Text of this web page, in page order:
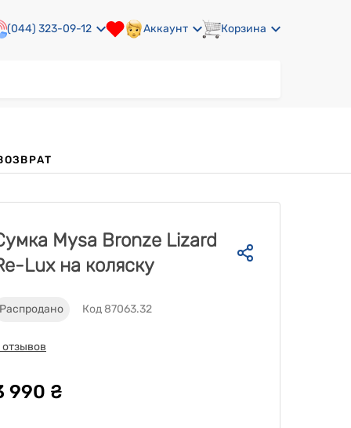
(044) 323-09-12 Аккаунт Корзина
Mysa Bronze Lizard
Lux на коляску
Распродано Код 87063.32
отзывов
990 ₴